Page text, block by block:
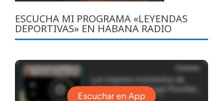
ESCUCHA MI PROGRAMA «LEYENDAS
DEPORTIVAS» EN HABANA RADIO